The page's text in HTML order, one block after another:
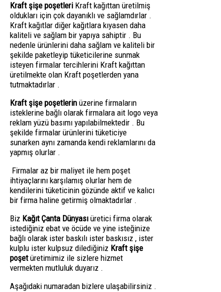
Kraft şişe poşetleri Kraft kağıttan üretilmiş
oldukları için çok dayanıklı ve sağlamdırlar .
Kraft kağıtlar diğer kağıtlara kıyasen daha
kaliteli ve sağlam bir yapıya sahiptir . Bu
nedenle ürünlerini daha sağlam ve kaliteli bir
şekilde paketleyip tüketicilerine sunmak
isteyen firmalar tercihlerini Kraft kağıttan
üretilmekte olan Kraft poşetlerden yana
tutmaktadırlar .
Kraft şişe poşetlerin üzerine firmaların
isteklerine bağlı olarak firmalara ait logo veya
reklam yüzü basımı yapılabilmektedir . Bu
şekilde firmalar ürünlerini tüketiciye
sunarken aynı zamanda kendi reklamlarını da
yapmış olurlar .
Firmalar az bir maliyet ile hem poşet
ihtiyaçlarını karşılamış olurlar hem de
kendilerini tüketicinin gözünde aktif ve kalıcı
bir firma haline getirmiş olmaktadırlar .
Biz Kağıt Çanta Dünyası üretici firma olarak
istediğiniz ebat ve öcüde ve yine isteğinize
bağlı olarak ister baskılı ister baskısız , ister
kulplu ister kulpsuz dilediğiniz Kraft şişe
poşetüretimimiz ile sizlere hizmet
vermekten mutluluk duyarız .
Aşağıdaki numaradan bizlere ulaşabilirsiniz .